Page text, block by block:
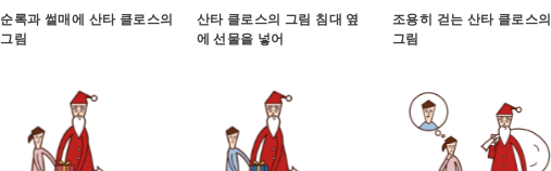
순록과 썰매에 산타 클로스의
그림
산타 클로스의 그림 침대 옆
에 선물을 넣어
조용히 걷는 산타 클로스의
그림